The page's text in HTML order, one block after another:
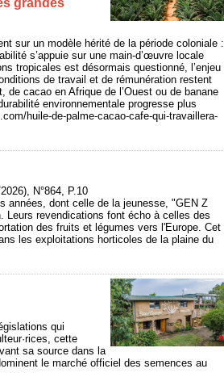
grandes
sur un modèle hérité de la période coloniale :
s’appuie sur une main-d’œuvre locale
tropicales est désormais questionné, l’enjeu
de travail et de rémunération restent
cacao en Afrique de l’Ouest ou de banane
environnementale progresse plus
huile-de-palme-cacao-cafe-qui-travaillera-
N°864, P.10
années, dont celle de la jeunesse, "GEN Z
revendications font écho à celles des
des fruits et légumes vers l'Europe. Cet
les exploitations horticoles de la plaine du
qui
cette
sa source dans la
le marché officiel des semences au